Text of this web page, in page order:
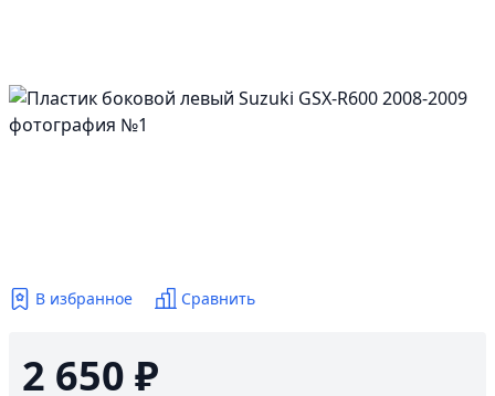
В избранное Сравнить
2 650 ₽